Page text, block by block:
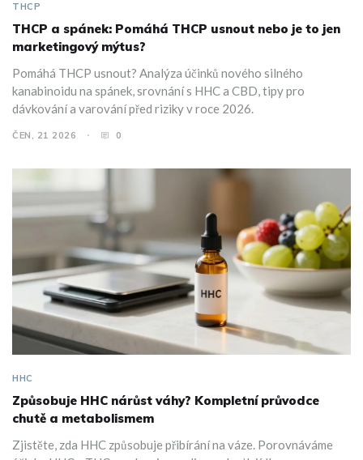
THCP
THCP a spánek: Pomáhá THCP usnout nebo je to jen
marketingový mýtus?
Pomáhá THCP usnout? Analýza účinků nového silného
kanabinoidu na spánek, srovnání s HHC a CBD, tipy pro
dávkování a varování před riziky v roce 2026.
ČEN, 21 2026 0
HHC
Způsobuje HHC nárůst váhy? Kompletní průvodce
chutě a metabolismem
Zjistěte, zda HHC způsobuje přibírání na váze. Porovnáváme